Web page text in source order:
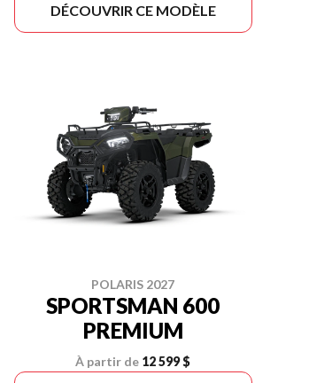
DÉCOUVRIR CE MODÈLE
POLARIS 2027
SPORTSMAN 600
PREMIUM
À partir de 12 599 $